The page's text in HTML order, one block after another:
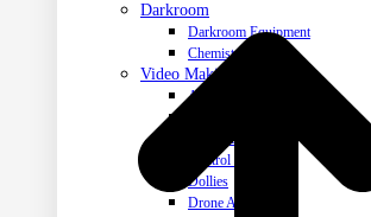
Darkroom
Darkroom Equipment
Chemistry
Video Making Gear
Action Camera Accessories
Connector Cable
Control Cable
Dollies
Drone Accessories